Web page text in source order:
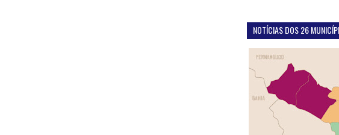
NOTÍCIAS DOS 26